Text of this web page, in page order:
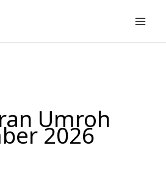
Umroh
2026